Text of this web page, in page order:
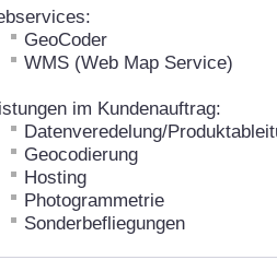
GeoCoder
WMS (Web Map Service)
im Kundenauftrag:
Datenveredelung/
Geocodierung
Hosting
Photogrammetrie
Sonderbefliegungen